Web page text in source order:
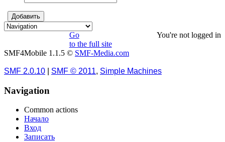
You're not logged in
Go
to the full site
SMF4Mobile 1.1.5 © SMF-Media.com
SMF 2.0.10 SMF © 2011, Simple Machines
Navigation
Common actions
Начало
Вход
Записать